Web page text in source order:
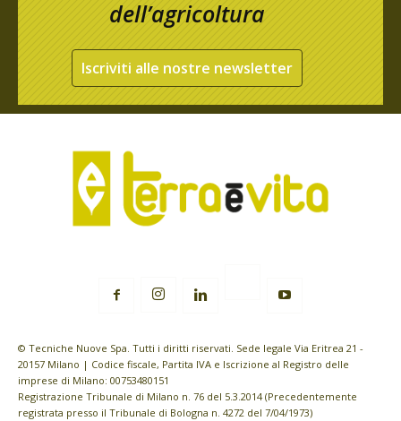
dell’agricoltura
Iscriviti alle nostre newsletter
© Tecniche Nuove Spa. Tutti i diritti riservati. Sede legale Via Eritrea 21 -
20157 Milano | Codice fiscale, Partita IVA e Iscrizione al Registro delle
imprese di Milano: 00753480151
Registrazione Tribunale di Milano n. 76 del 5.3.2014 (Precedentemente
registrata presso il Tribunale di Bologna n. 4272 del 7/04/1973)